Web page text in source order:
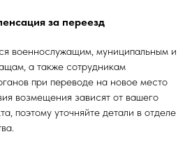
за переезд
военнослужащим, муниципальным и
а также сотрудникам
при переводе на новое место
возмещения зависят от вашего
поэтому уточняйте детали в отделе